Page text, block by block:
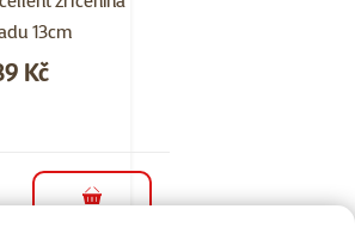
13cm
Kč
do košíku